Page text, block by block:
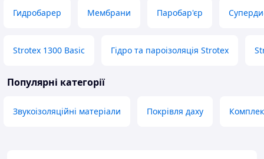
Гидробарер Мембрани Паробар'єр
Strotex 1300 Basic Гідро та пароізоляція Strotex
Популярні категорії
Звукоізоляційні матеріали Покрівля даху